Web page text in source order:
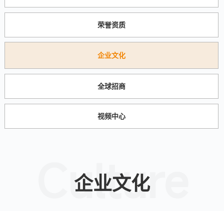
荣誉资质
企业文化
全球招商
视频中心
Culture
企业文化